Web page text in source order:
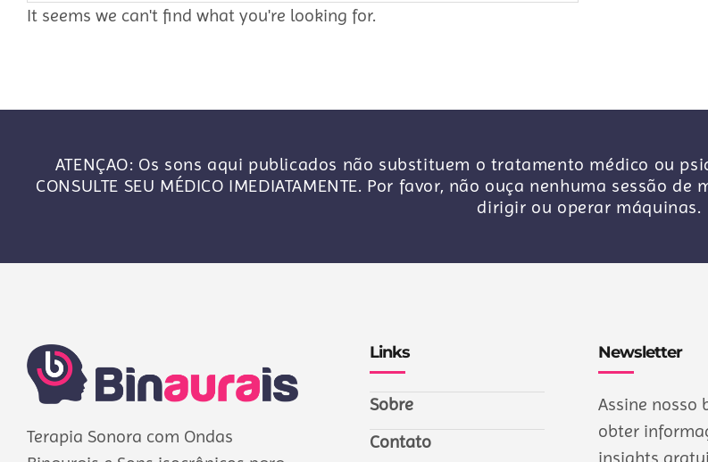
It seems we can't find what you're looking for.
ATENÇAO: Os sons aqui publicados não substituem o tratamento médico ou
CONSULTE SEU MÉDICO IMEDIATAMENTE. Por favor, não ouça nenhuma
dirigir ou operar máquinas.
Terapia Sonora com Ondas
Links
Sobre
Contato
Newsletter
Assine
obter